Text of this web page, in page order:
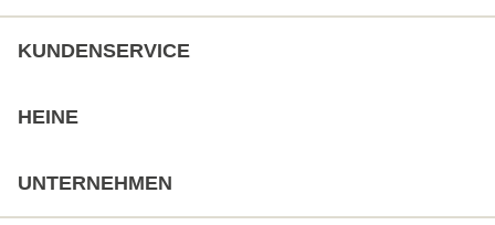
KUNDENSERVICE
HEINE
UNTERNEHMEN